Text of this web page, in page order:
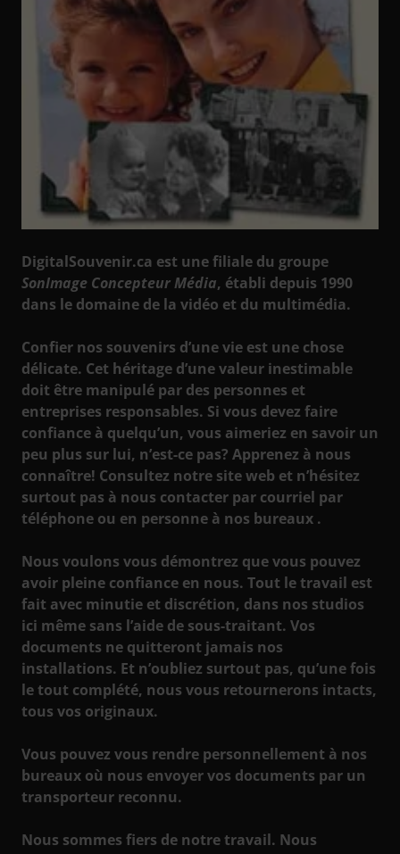
DigitalSouvenir.ca est une filiale du groupe
SonImage Concepteur Média, établi depuis 1990
dans le domaine de la vidéo et du multimédia.
Confier nos souvenirs d’une vie est une chose
délicate. Cet héritage d’une valeur inestimable
doit être manipulé par des personnes et
entreprises responsables. Si vous devez faire
confiance à quelqu’un, vous aimeriez en savoir un
peu plus sur lui, n’est-ce pas? Apprenez à nous
connaître! Consultez notre site web et n’hésitez
surtout pas à nous contacter par courriel par
téléphone ou en personne à nos bureaux .
Nous voulons vous démontrez que vous pouvez
avoir pleine confiance en nous. Tout le travail est
fait avec minutie et discrétion, dans nos studios
ici même sans l’aide de sous-traitant. Vos
documents ne quitteront jamais nos
installations. Et n’oubliez surtout pas, qu’une fois
le tout complété, nous vous retournerons intacts,
tous vos originaux.
Vous pouvez vous rendre personnellement à nos
bureaux où nous envoyer vos documents par un
transporteur reconnu.
Nous sommes fiers de notre travail. Nous